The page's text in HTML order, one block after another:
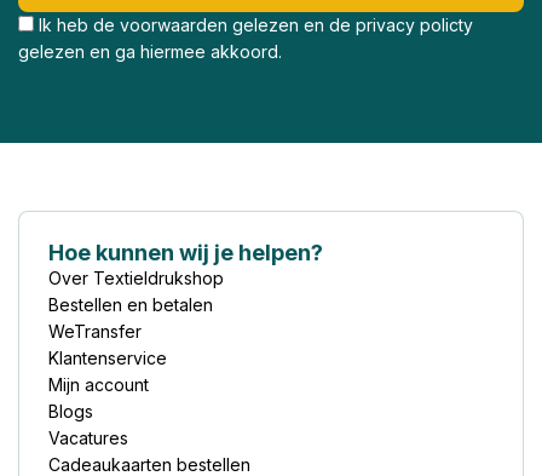
Ik heb de voorwaarden gelezen en de privacy policty
gelezen en ga hiermee akkoord.
Hoe kunnen wij je helpen?
Over Textieldrukshop
Bestellen en betalen
WeTransfer
Klantenservice
Mijn account
Blogs
Vacatures
Cadeaukaarten bestellen